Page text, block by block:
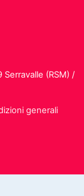
Serravalle (RSM) /
generali